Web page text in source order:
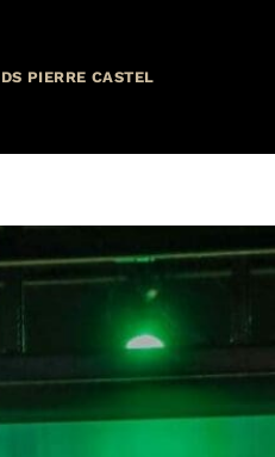
PIERRE CASTEL
pour